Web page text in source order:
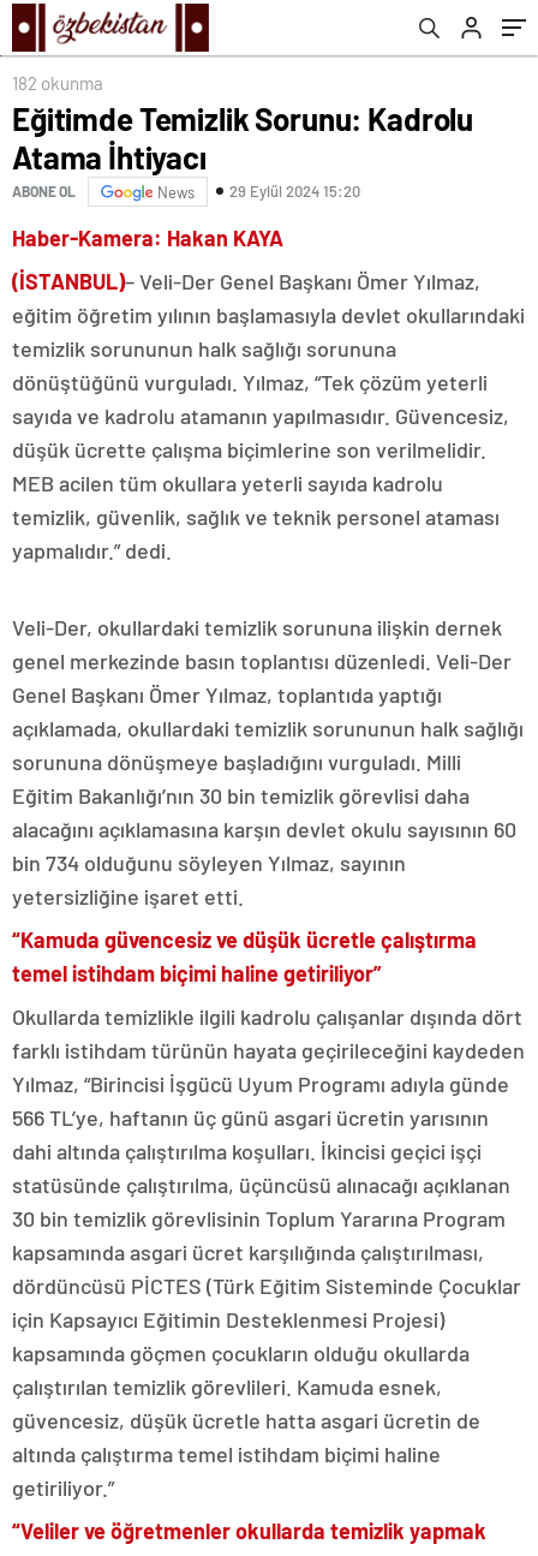
182 okunma
Eğitimde Temizlik Sorunu: Kadrolu
Atama İhtiyacı
ABONE OL News 29 Eylül 2024 15:20
Haber-Kamera: Hakan KAYA
(İSTANBUL)– Veli-Der Genel Başkanı Ömer Yılmaz,
eğitim öğretim yılının başlamasıyla devlet okullarındaki
temizlik sorununun halk sağlığı sorununa
dönüştüğünü vurguladı. Yılmaz, “Tek çözüm yeterli
sayıda ve kadrolu atamanın yapılmasıdır. Güvencesiz,
düşük ücrette çalışma biçimlerine son verilmelidir.
MEB acilen tüm okullara yeterli sayıda kadrolu
temizlik, güvenlik, sağlık ve teknik personel ataması
yapmalıdır.” dedi.
Veli-Der, okullardaki temizlik sorununa ilişkin dernek
genel merkezinde basın toplantısı düzenledi. Veli-Der
Genel Başkanı Ömer Yılmaz, toplantıda yaptığı
açıklamada, okullardaki temizlik sorununun halk sağlığı
sorununa dönüşmeye başladığını vurguladı. Milli
Eğitim Bakanlığı’nın 30 bin temizlik görevlisi daha
alacağını açıklamasına karşın devlet okulu sayısının 60
bin 734 olduğunu söyleyen Yılmaz, sayının
yetersizliğine işaret etti.
“Kamuda güvencesiz ve düşük ücretle çalıştırma
temel istihdam biçimi haline getiriliyor”
Okullarda temizlikle ilgili kadrolu çalışanlar dışında dört
farklı istihdam türünün hayata geçirileceğini kaydeden
Yılmaz, “Birincisi İşgücü Uyum Programı adıyla günde
566 TL’ye, haftanın üç günü asgari ücretin yarısının
dahi altında çalıştırılma koşulları. İkincisi geçici işçi
statüsünde çalıştırılma, üçüncüsü alınacağı açıklanan
30 bin temizlik görevlisinin Toplum Yararına Program
kapsamında asgari ücret karşılığında çalıştırılması,
dördüncüsü PİCTES (Türk Eğitim Sisteminde Çocuklar
için Kapsayıcı Eğitimin Desteklenmesi Projesi)
kapsamında göçmen çocukların olduğu okullarda
çalıştırılan temizlik görevlileri. Kamuda esnek,
güvencesiz, düşük ücretle hatta asgari ücretin de
altında çalıştırma temel istihdam biçimi haline
getiriliyor.”
“Veliler ve öğretmenler okullarda temizlik yapmak